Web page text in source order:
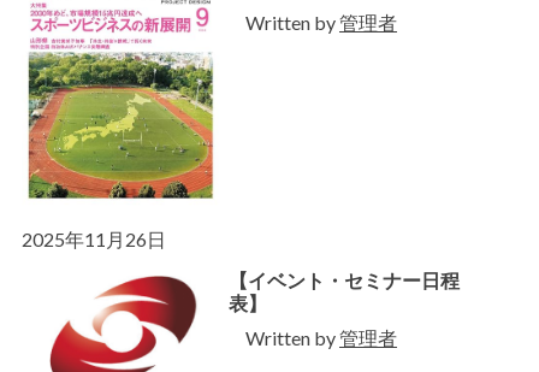
Written by管理者
2025年11月26日
【イベント・セミナー日程
表】
Written by管理者